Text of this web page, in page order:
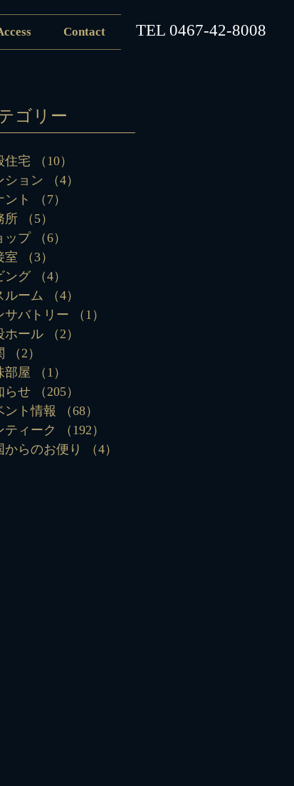
Contact ​TEL 0467-42-8008
ゴリー
住宅 （10）
ション
（4）
ント
（7）
所
（5）
ップ
（6）
室
（3）
ング
（4）
ルーム
（4）
サバトリー
（1）
ホール
（2）
（2）
部屋
（1）
らせ
（205）
ント情報
（68）
ティーク
（192）
からのお便り
（4）